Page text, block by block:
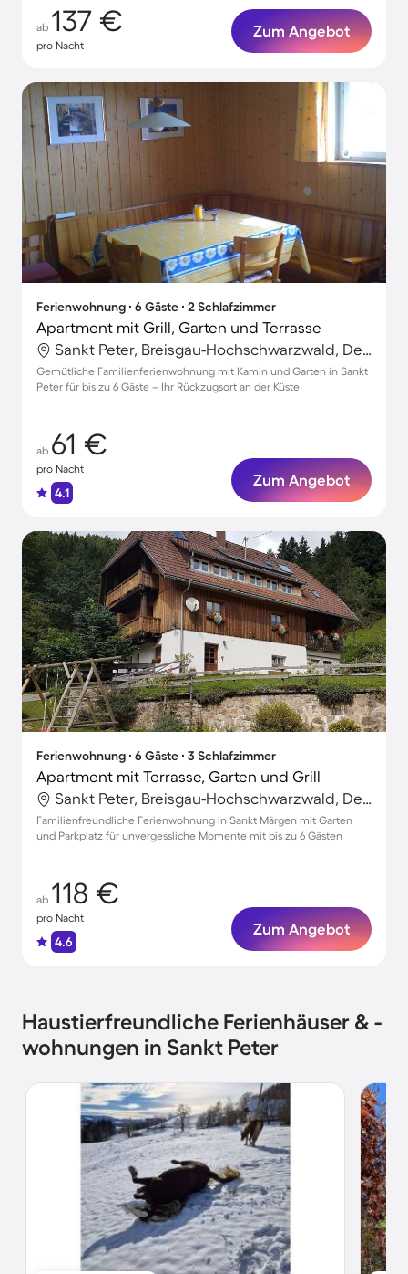
ab 137 €
pro Nacht
Zum Angebot
Ferienwohnung ∙ 6 Gäste ∙ 2 Schlafzimmer
Apartment mit Grill, Garten und Terrasse
Sankt Peter, Breisgau-Hochschwarzwald, Deutschland
Gemütliche Familienferienwohnung mit Kamin und Garten in Sankt
Peter für bis zu 6 Gäste – Ihr Rückzugsort an der Küste
ab 61 €
pro Nacht
4.1
Zum Angebot
Ferienwohnung ∙ 6 Gäste ∙ 3 Schlafzimmer
Apartment mit Terrasse, Garten und Grill
Sankt Peter, Breisgau-Hochschwarzwald, Deutschland
Familienfreundliche Ferienwohnung in Sankt Märgen mit Garten
und Parkplatz für unvergessliche Momente mit bis zu 6 Gästen
ab 118 €
pro Nacht
4.6
Zum Angebot
Haustierfreundliche Ferienhäuser & -
wohnungen in Sankt Peter